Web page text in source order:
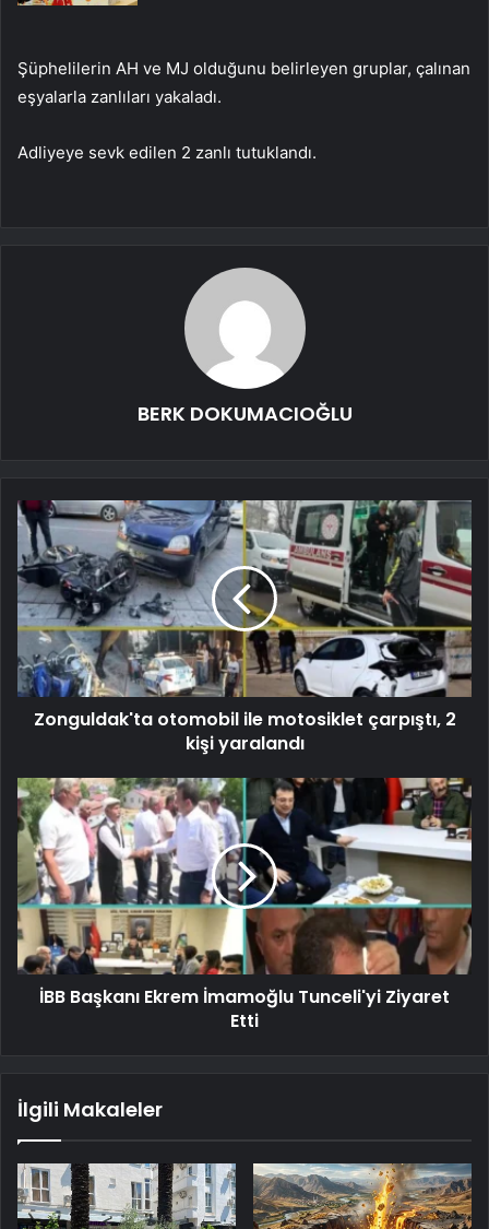
Şüphelilerin AH ve MJ olduğunu belirleyen gruplar, çalınan
eşyalarla zanlıları yakaladı.
Adliyeye sevk edilen 2 zanlı tutuklandı.
BERK DOKUMACIOĞLU
Zonguldak'ta otomobil ile motosiklet çarpıştı, 2
kişi yaralandı
İBB Başkanı Ekrem İmamoğlu Tunceli'yi Ziyaret
Etti
İlgili Makaleler